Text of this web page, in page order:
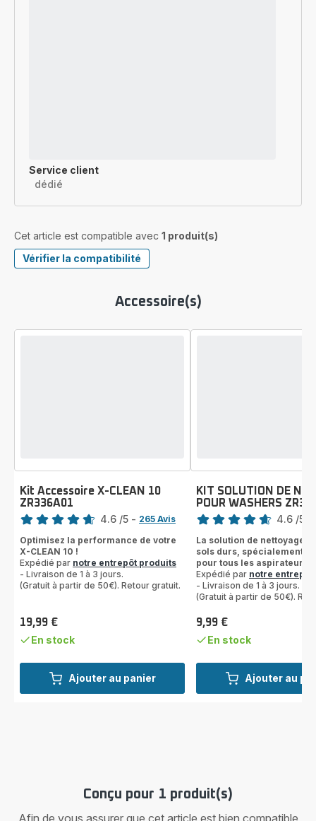
Service client
dédié
Cet article est compatible avec 1 produit(s)
Vérifier la compatibilité
Accessoire(s)
Ajouter au panier
Kit Accessoire X-CLEAN 10
ZR336A01
Note
4.6 /5 - 265 Avis
Optimisez la performance de votre
X-CLEAN 10 !
Expédié par notre entrepôt produits
- Livraison de 1 à 3 jours.
(Gratuit à partir de 50€). Retour gratuit.
Prix
19,99 €
En stock
Ajouter au
KIT SOLUTION DE
POUR WASHERS
Note
4.6 /5
La solution de nettoyage
sols durs, spécialement
pour tous les aspirateurs
Expédié par notre entrepôt
- Livraison de 1 à 3 jours.
(Gratuit à partir de 50€).
Prix
9,99 €
En stock
Conçu pour 1 produit(s)
Afin de vous assurer que cet article est bien compatible